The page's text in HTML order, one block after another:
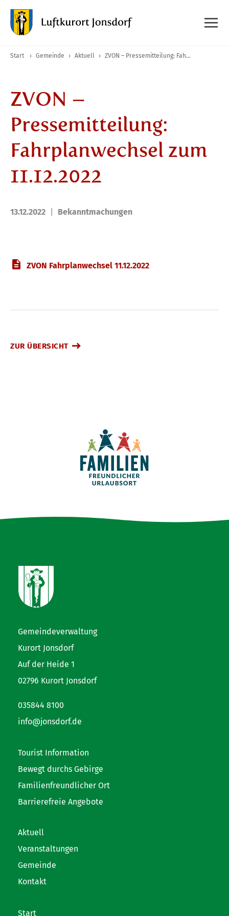
Start › Gemeinde › Aktuell › ZVON – Pressemitteilung: Fahrplanwechsel zum 11.12.2022
ZVON –
Pressemitteilung:
Fahrplanwechsel zum
11.12.2022
13.12.2022 Bekanntmachungen
ZVON Fahrplanwechsel 11.12.2022
ZUR ÜBERSICHT
Gemeindeverwaltung
Kurort Jonsdorf
Auf der Heide 1
02796 Kurort Jonsdorf
035844 8100
info@jonsdorf.de
Tourist Information
Bewegt durchs Gebirge
Familienfreundlicher Ort
Barrierefreie Angebote
Aktuell
Veranstaltungen
Gemeinde
Kontakt
Start